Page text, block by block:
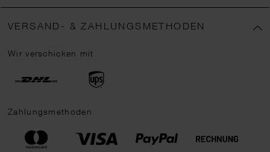
VERSAND- & ZAHLUNGSMETHODEN
Wir verschicken mit
Zahlungsmethoden